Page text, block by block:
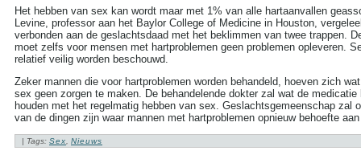
Alcohol
Allergie(44)
Alzheimer(110)
Andere vormen van
kanker (36)
Asperger(17)
Autisme(47)
Bedwateren(8)
Beroerte (27)
Bloed in de stoelgang
Het hebben van sex kan wordt maar met 1% van alle hartaanvallen
Levine, professor aan het Baylor College of Medicine in Houston,
verbonden aan de geslachtsdaad met het beklimmen van twee trappen.
moet zelfs voor mensen met hartproblemen geen problemen opleveren.
relatief veilig worden beschouwd.
Zeker mannen die voor hartproblemen worden behandeld, hoeven zich
sex geen zorgen te maken. De behandelende dokter zal wat de medicatie
houden met het regelmatig hebben van sex. Geslachtsgemeenschap zal
van de dingen zijn waar mannen met hartproblemen opnieuw behoefte
| Tags: Sex, Nieuws